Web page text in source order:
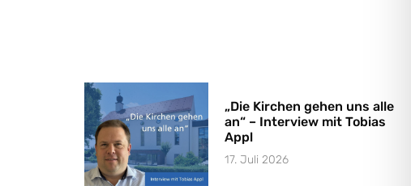
„Die Kirchen gehen uns alle
an“ – Interview mit Tobias
Appl
17. Juli 2026